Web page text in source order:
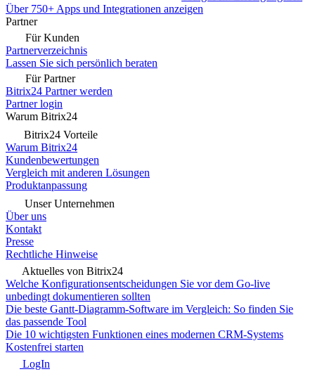
Über 750+ Apps und Integrationen anzeigen
Partner
Für Kunden
Partnerverzeichnis
Lassen Sie sich persönlich beraten
Für Partner
Bitrix24 Partner werden
Partner login
Warum Bitrix24
Bitrix24 Vorteile
Warum Bitrix24
Kundenbewertungen
Vergleich mit anderen Lösungen
Produktanpassung
Unser Unternehmen
Über uns
Kontakt
Presse
Rechtliche Hinweise
Aktuelles von Bitrix24
Welche Konfigurationsentscheidungen Sie vor dem Go-live
unbedingt dokumentieren sollten
Die beste Gantt-Diagramm-Software im Vergleich: So finden Sie
das passende Tool
Die 10 wichtigsten Funktionen eines modernen CRM-Systems
Kostenfrei starten
LogIn